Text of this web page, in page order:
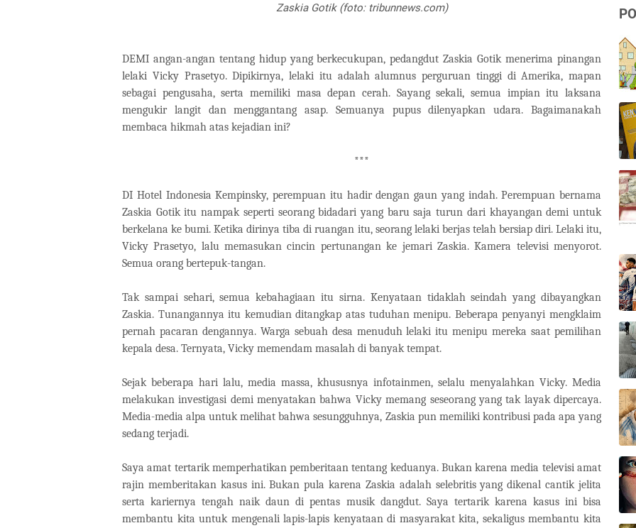
Zaskia Gotik (foto: tribunnews.com)
DEMI angan-angan tentang hidup yang berkecukupan, pedangdut Zaskia Gotik menerima pinangan
lelaki Vicky Prasetyo. Dipikirnya, lelaki itu adalah alumnus perguruan tinggi di Amerika, mapan
sebagai pengusaha, serta memiliki masa depan cerah. Sayang sekali, semua impian itu laksana
mengukir langit dan menggantang asap. Semuanya pupus dilenyapkan udara. Bagaimanakah
membaca hikmah atas kejadian ini?
***
DI Hotel Indonesia Kempinsky, perempuan itu hadir dengan gaun yang indah. Perempuan bernama
Zaskia Gotik itu nampak seperti seorang bidadari yang baru saja turun dari khayangan demi untuk
berkelana ke bumi. Ketika dirinya tiba di ruangan itu, seorang lelaki berjas telah bersiap diri. Lelaki itu,
Vicky Prasetyo, lalu memasukan cincin pertunangan ke jemari Zaskia. Kamera televisi menyorot.
Semua orang bertepuk-tangan.
Tak sampai sehari, semua kebahagiaan itu sirna. Kenyataan tidaklah seindah yang dibayangkan
Zaskia. Tunangannya itu kemudian ditangkap atas tuduhan menipu. Beberapa penyanyi mengklaim
pernah pacaran dengannya. Warga sebuah desa menuduh lelaki itu menipu mereka saat pemilihan
kepala desa. Ternyata, Vicky memendam masalah di banyak tempat.
Sejak beberapa hari lalu, media massa, khususnya infotainmen, selalu menyalahkan Vicky. Media
melakukan investigasi demi menyatakan bahwa Vicky memang seseorang yang tak layak dipercaya.
Media-media alpa untuk melihat bahwa sesungguhnya, Zaskia pun memiliki kontribusi pada apa yang
sedang terjadi.
Saya amat tertarik memperhatikan pemberitaan tentang keduanya. Bukan karena media televisi amat
rajin memberitakan kasus ini. Bukan pula karena Zaskia adalah selebritis yang dikenal cantik jelita
serta kariernya tengah naik daun di pentas musik dangdut. Saya tertarik karena kasus ini bisa
membantu kita untuk mengenali lapis-lapis kenyataan di masyarakat kita, sekaligus membantu kita